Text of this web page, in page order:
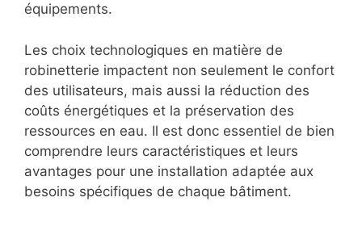
équipements.
Les choix technologiques en matière de
robinetterie impactent non seulement le confort
des utilisateurs, mais aussi la réduction des
coûts énergétiques et la préservation des
ressources en eau. Il est donc essentiel de bien
comprendre leurs caractéristiques et leurs
avantages pour une installation adaptée aux
besoins spécifiques de chaque bâtiment.